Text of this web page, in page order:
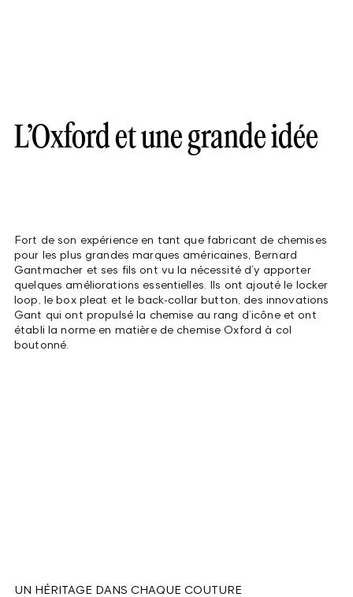
L’Oxford et une grande idée
Fort de son expérience en tant que fabricant de chemises
pour les plus grandes marques américaines, Bernard
Gantmacher et ses fils ont vu la nécessité d’y apporter
quelques améliorations essentielles. Ils ont ajouté le locker
loop, le box pleat et le back-collar button, des innovations
Gant qui ont propulsé la chemise au rang d’icône et ont
établi la norme en matière de chemise Oxford à col
boutonné.
UN HÉRITAGE DANS CHAQUE COUTURE